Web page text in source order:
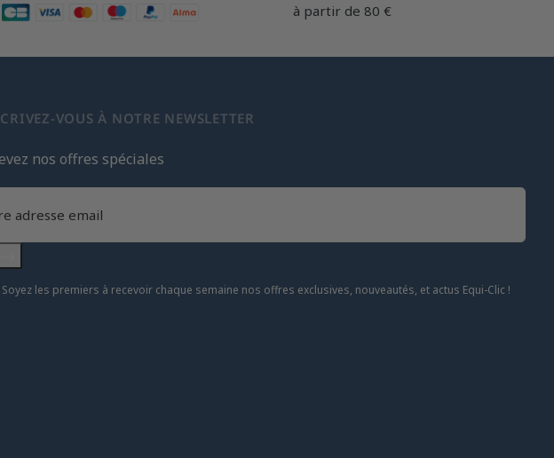
à partir de 80 €
VOUS À NOTRE NEWSLETTER
nos offres spéciales
Soyez les premiers à recevoir chaque semaine nos offres exclusives, nouveautés, et actus Equi-Clic !